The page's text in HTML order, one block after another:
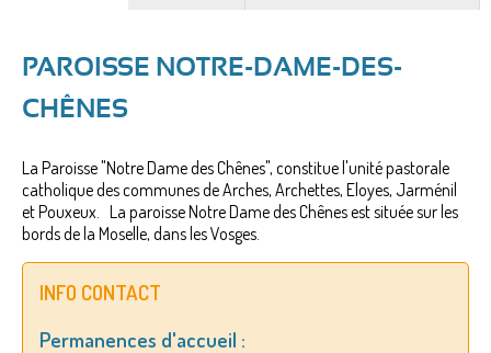
PAROISSE NOTRE-DAME-DES-
CHÊNES
La Paroisse "Notre Dame des Chênes", constitue l'unité pastorale
catholique des communes de Arches, Archettes, Eloyes, Jarménil
et Pouxeux. La paroisse Notre Dame des Chênes est située sur les
bords de la Moselle, dans les Vosges.
INFO CONTACT
Permanences d'accueil :